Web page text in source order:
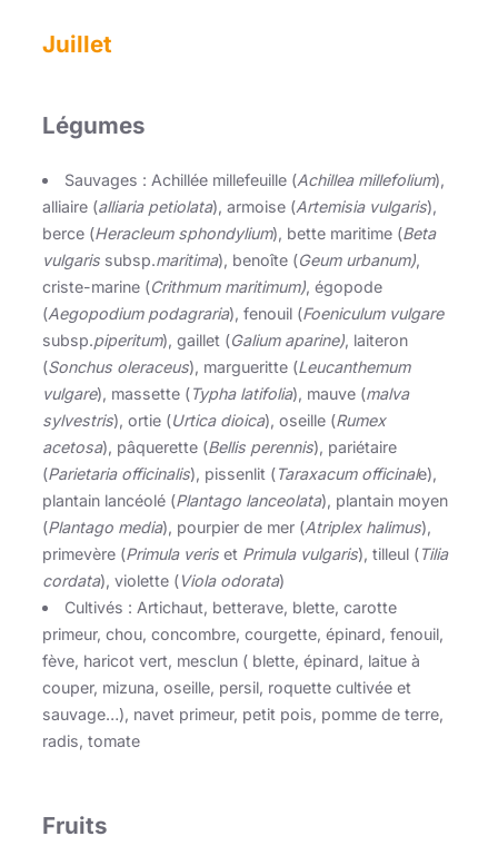
Juillet
Légumes
Sauvages : Achillée millefeuille (Achillea millefolium),
alliaire (alliaria petiolata), armoise (Artemisia vulgaris),
berce (Heracleum sphondylium), bette maritime (Beta
vulgaris subsp.maritima), benoîte (Geum urbanum),
criste-marine (Crithmum maritimum), égopode
(Aegopodium podagraria), fenouil (Foeniculum vulgare
subsp.piperitum), gaillet (Galium aparine), laiteron
(Sonchus oleraceus), margueritte (Leucanthemum
vulgare), massette (Typha latifolia), mauve (malva
sylvestris), ortie (Urtica dioica), oseille (Rumex
acetosa), pâquerette (Bellis perennis), pariétaire
(Parietaria officinalis), pissenlit (Taraxacum officinale),
plantain lancéolé (Plantago lanceolata), plantain moyen
(Plantago media), pourpier de mer (Atriplex halimus),
primevère (Primula veris et Primula vulgaris), tilleul (Tilia
cordata), violette (Viola odorata)
Cultivés : Artichaut, betterave, blette, carotte
primeur, chou, concombre, courgette, épinard, fenouil,
fève, haricot vert, mesclun ( blette, épinard, laitue à
couper, mizuna, oseille, persil, roquette cultivée et
sauvage…), navet primeur, petit pois, pomme de terre,
radis, tomate
Fruits